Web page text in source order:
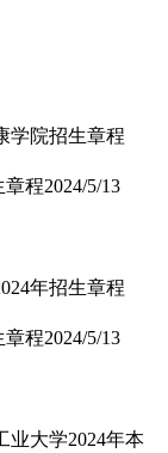
学院招生章程
章程2024/5/13
年招生章程
章程2024/5/13
业大学2024年本